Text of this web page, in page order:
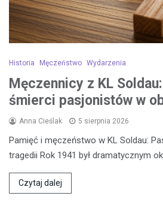
Historia Męczeństwo Wydarzenia
Męczennicy z KL
śmierci pasjonistów w
Anna Cieślak 5 sierpnia 2026
Pamięć i męczeństwo w KL Soldau:
tragedii Rok 1941 był dramatycznym
Czytaj dalej